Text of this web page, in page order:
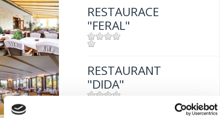
RESTAURACE
"FERAL"
Udaljenost od mora:
RESTAURANT
"DIDA"